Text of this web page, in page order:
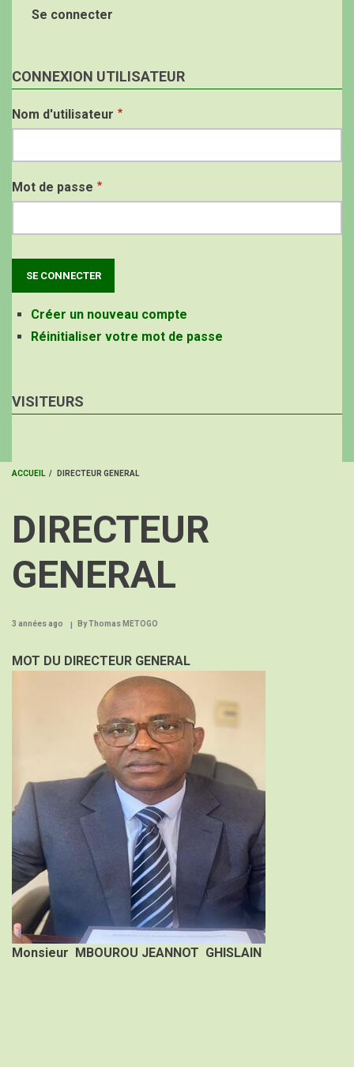
Se connecter
CONNEXION UTILISATEUR
Nom d'utilisateur
Mot de passe
Créer un nouveau compte
Réinitialiser votre mot de passe
VISITEURS
D'ARIANE
ACCUEIL / DIRECTEUR GENERAL
DIRECTEUR
GENERAL
3 années ago ByThomas METOGO
Etiquette
MOT DU DIRECTEUR GENERAL
corps
Monsieur MBOUROU JEANNOT GHISLAIN